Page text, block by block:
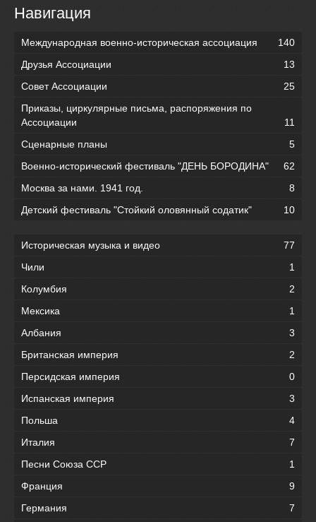
Навигация
Международная военно-историческая ассоциация
140
Друзья Ассоциации
13
Совет Ассоциации
25
Приказы, циркулярные письма, распоряжения по
Ассоциации
11
Сценарные планы
5
Военно-исторический фестиваль "ДЕНЬ БОРОДИНА"
62
Москва за нами. 1941 год.
8
Детский фестиваль "Стойкий оловянный содатик"
10
Историческая музыка и видео
77
Чили
1
Колумбия
2
Мексика
1
Албания
3
Британская империя
2
Персидская империя
0
Испанская империя
3
Польша
4
Италия
7
Песни Союза ССР
1
Франция
9
Германия
7